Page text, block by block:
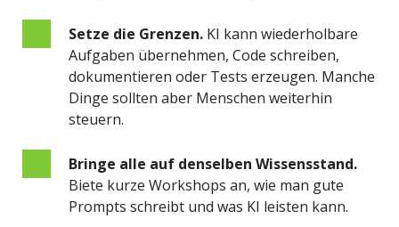
Setze die Grenzen. KI kann wiederholbare
Aufgaben übernehmen, Code schreiben,
dokumentieren oder Tests erzeugen. Manche
Dinge sollten aber Menschen weiterhin
steuern.
Bringe alle auf denselben Wissensstand.
Biete kurze Workshops an, wie man gute
Prompts schreibt und was KI leisten kann.